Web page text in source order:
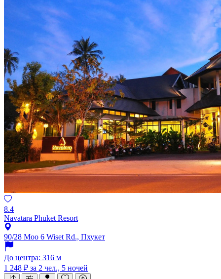
8.4
Navatara Phuket Resort
90/28 Moo 6 Wiset Rd., Пхукет
До центра: 316 м
1 248 ₽ за 2 чел., 5 ночей